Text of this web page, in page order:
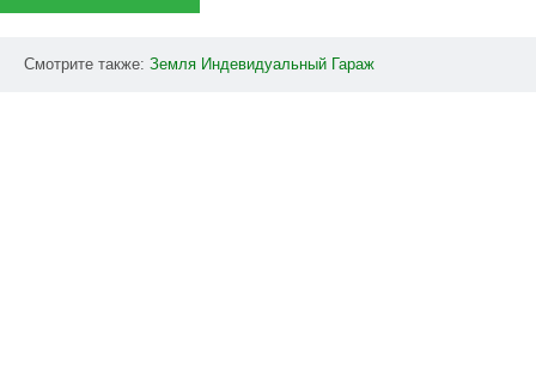
Смотрите также: Земля Индевидуальный Гараж